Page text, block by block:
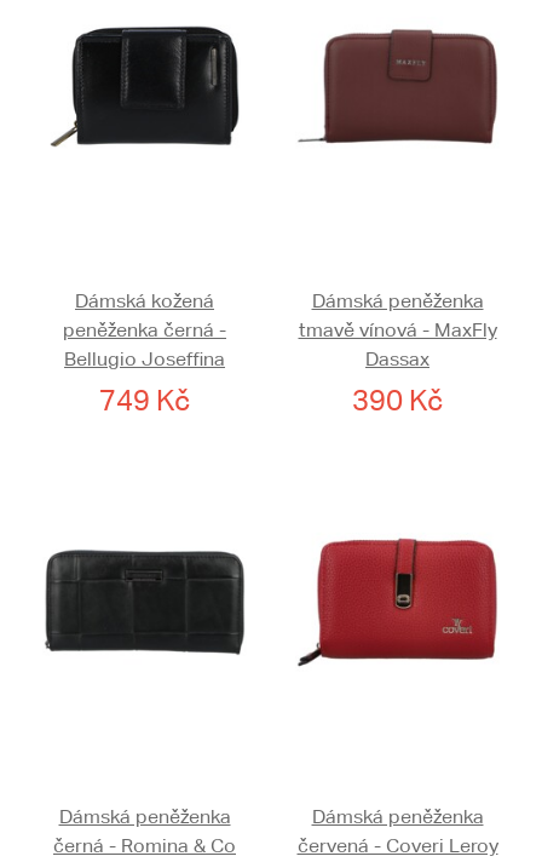
Dámská kožená
peněženka černá -
Bellugio Joseffina
749 Kč
Dámská peněženka
tmavě vínová - MaxFly
Dassax
390 Kč
Dámská peněženka
černá - Romina & Co
Dámská peněženka
červená - Coveri Leroy